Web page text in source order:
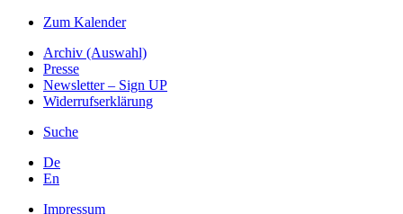
Zum Kalender
Archiv (Auswahl)
Presse
Newsletter – Sign UP
Widerrufserklärung
Suche
De
En
Impressum